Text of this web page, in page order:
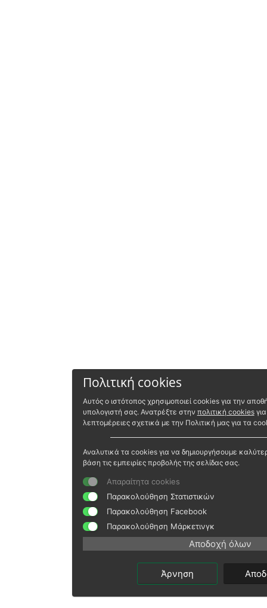
Πολιτική cookies
Αυτός ο ιστότοπος χρησιμοποιεί cookies για την
υπολογιστή σας. Ανατρέξτε στην πολιτική cookies
λεπτομέρειες σχετικά με την Πολιτική μας για τα
Αναλυτικά τα cookies για να δημιουργήσουμε
βάση τις εμπειρίες προβολής της σελίδας σας.
Απαραίτητα cookies
Παρακολούθηση Στατιστικών
Παρακολούθηση Facebook
Παρακολούθηση Μάρκετινγκ
Αποδοχή όλων
Άρνηση